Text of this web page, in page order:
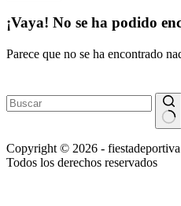
¡Vaya! No se ha podido
Parece que no se ha encontrado
resultados
Copyright © 2026 -
Todos los derechos reservados